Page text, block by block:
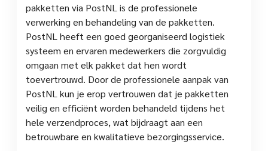
pakketten via PostNL is de professionele
verwerking en behandeling van de pakketten.
PostNL heeft een goed georganiseerd logistiek
systeem en ervaren medewerkers die zorgvuldig
omgaan met elk pakket dat hen wordt
toevertrouwd. Door de professionele aanpak van
PostNL kun je erop vertrouwen dat je pakketten
veilig en efficiënt worden behandeld tijdens het
hele verzendproces, wat bijdraagt aan een
betrouwbare en kwalitatieve bezorgingsservice.